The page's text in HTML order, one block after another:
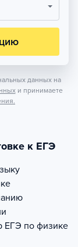
данных на
и принимаете
к ЕГЭ
ЕГЭ по физике